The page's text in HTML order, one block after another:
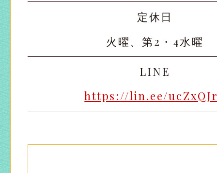
定休日
火曜、第2・4水曜
LINE
https://lin.ee/